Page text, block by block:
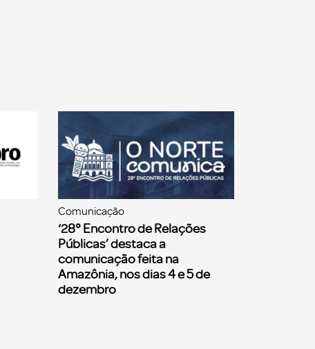
Comunicação
‘28° Encontro de Relações
Públicas’ destaca a
comunicação feita na
Amazônia, nos dias 4 e 5 de
dezembro